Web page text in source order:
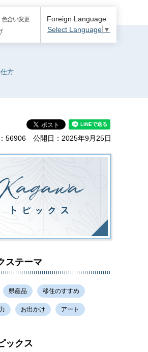
合い変更
Foreign Language
Select Language ▼
方
56906 公開日：2025年9月25日
ステーマ
県産品 移住のすすめ
お出かけ アート
ックス